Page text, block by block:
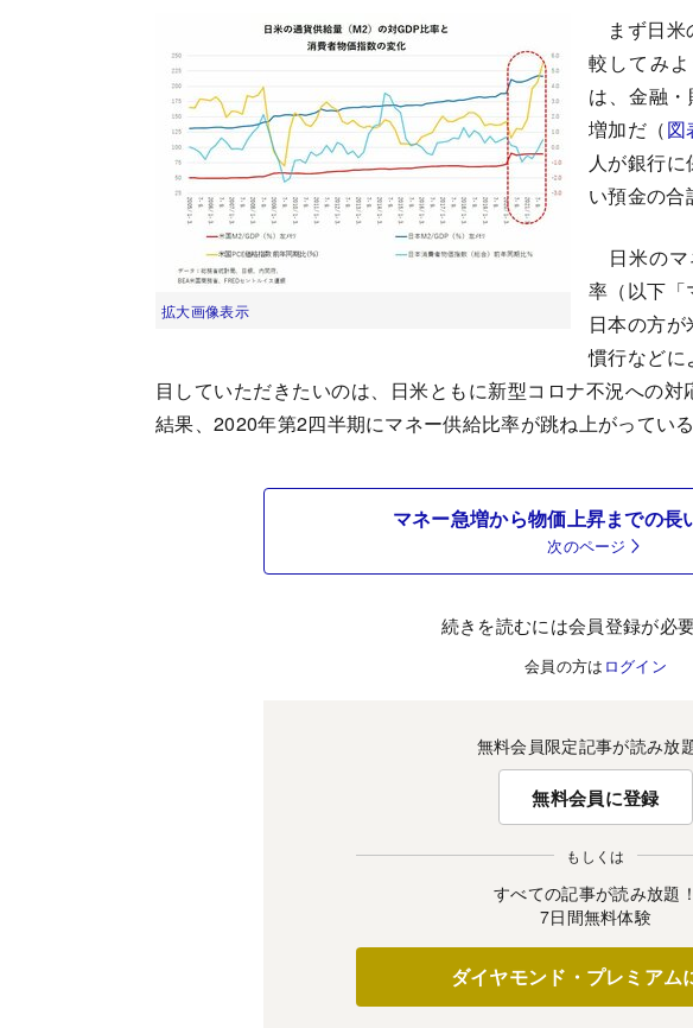
拡大画像表示
まず日米
較してみ
は、金融
増加だ（図
人が銀行
い預金の合
日米のマ
率（以下「
日本の方
慣行などに
目していただきたいのは、日米ともに新型コロナ不況への
結果、2020年第2四半期にマネー供給比率が跳ね上がっている
マネー急増から物価上昇までの長
次のページ
続きを読むには会員登録が必要
会員の方は ログイン
無料会員限定記事が読み放
無料会員に登録
もしくは
すべての記事が読み放題！
7日間無料体験
ダイヤモンド・プレミアム